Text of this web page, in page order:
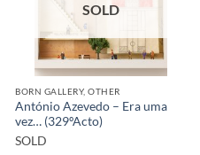
SOLD
BORN GALLERY, OTHER
António Azevedo – Era uma
vez… (329ºActo)
SOLD